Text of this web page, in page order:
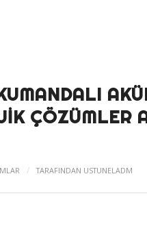
ÇÖZÜMLER
/ TARAFINDAN USTUNELADM